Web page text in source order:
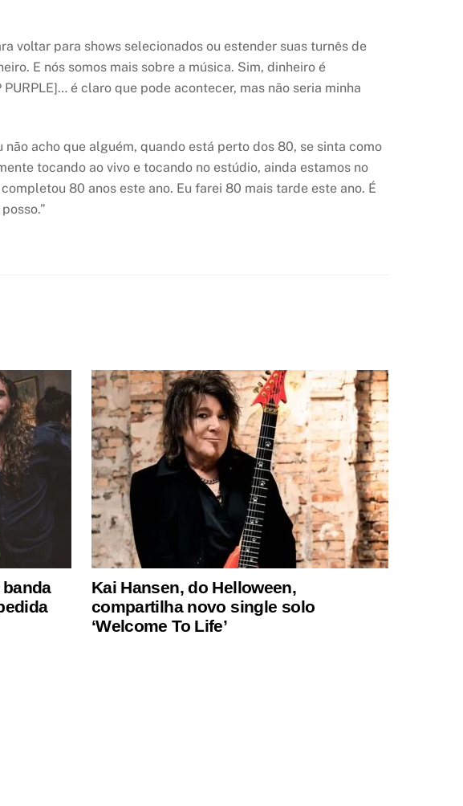
voltar para shows selecionados ou estender suas turnês de
E nós somos mais sobre a música. Sim, dinheiro é
é claro que pode acontecer, mas não seria minha
acho que alguém, quando está perto dos 80, se sinta como
tocando ao vivo e tocando no estúdio, ainda estamos no
80 anos este ano. Eu farei 80 mais tarde este ano. É
banda
Kai Hansen, do Helloween,
compartilha novo single solo
‘Welcome To Life’